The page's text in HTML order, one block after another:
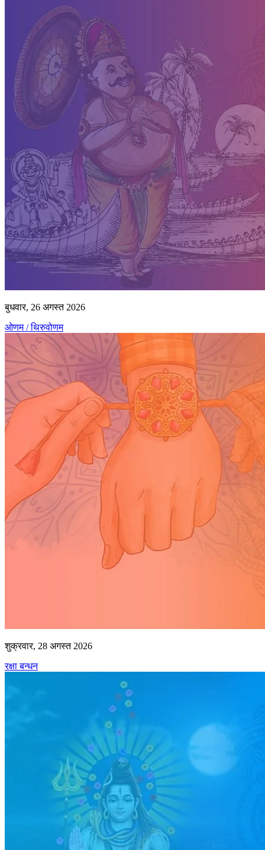
बुधवार, 26 अगस्त 2026
ओणम / थिरुवोणम
शुक्रवार, 28 अगस्त 2026
रक्षा बन्धन